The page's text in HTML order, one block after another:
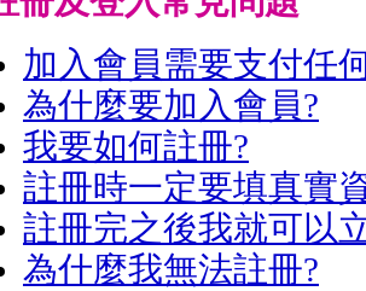
加入會員需要支付任
為什麼要加入會員?
我要如何註冊?
註冊時一定要填真實
註冊完之後我就可以
為什麼我無法註冊?